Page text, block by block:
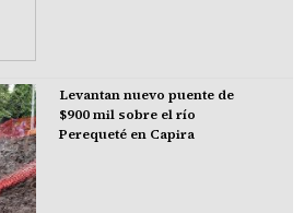
Levantan nuevo puente de
$900 mil sobre el río
Perequeté en Capira